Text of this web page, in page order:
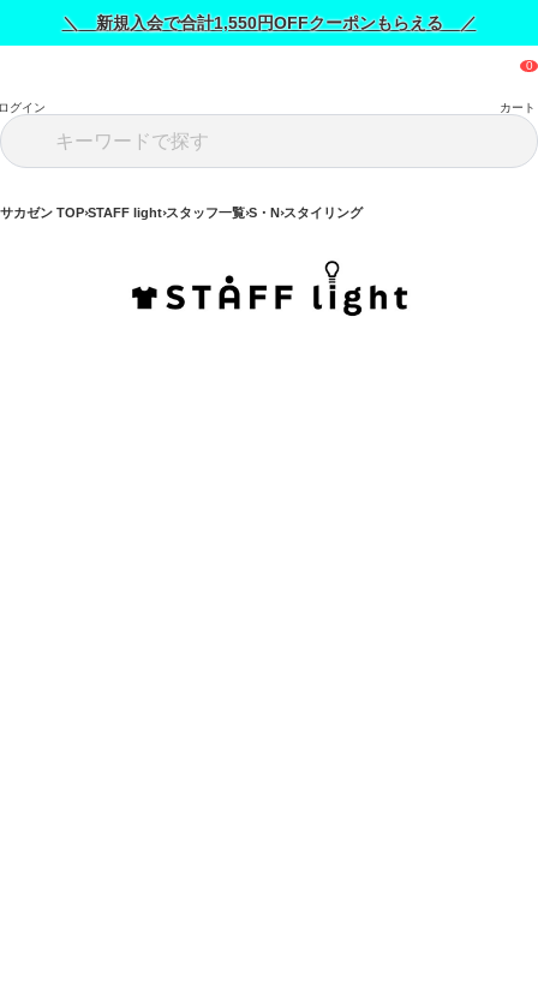
＼ 新規入会で合計1,550円OFFクーポンもらえる ／
グイン カート
サカゼン TOP STAFF light スタッフ一覧 S・N スタイリング